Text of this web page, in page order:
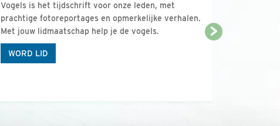
Vogels is het tijdschrift voor onze leden, met
prachtige fotoreportages en opmerkelijke verhalen.
Met jouw lidmaatschap help je de vogels.
WORD LID